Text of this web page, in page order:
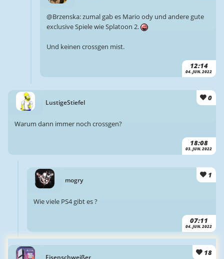
12:14
04. JUN. 2022
@Brzenska: zumal gab es Mario ody und andere gute
exclusive Spiele wie Splatoon 2.
Und keinen crossgen mist.
LustigeStiefel
0
18:08
03. JUN. 2022
Warum dann immer noch crossgen?
mogry
1
07:11
04. JUN. 2022
Wie viele PS4 gibt es ?
Eisenschweißer
18